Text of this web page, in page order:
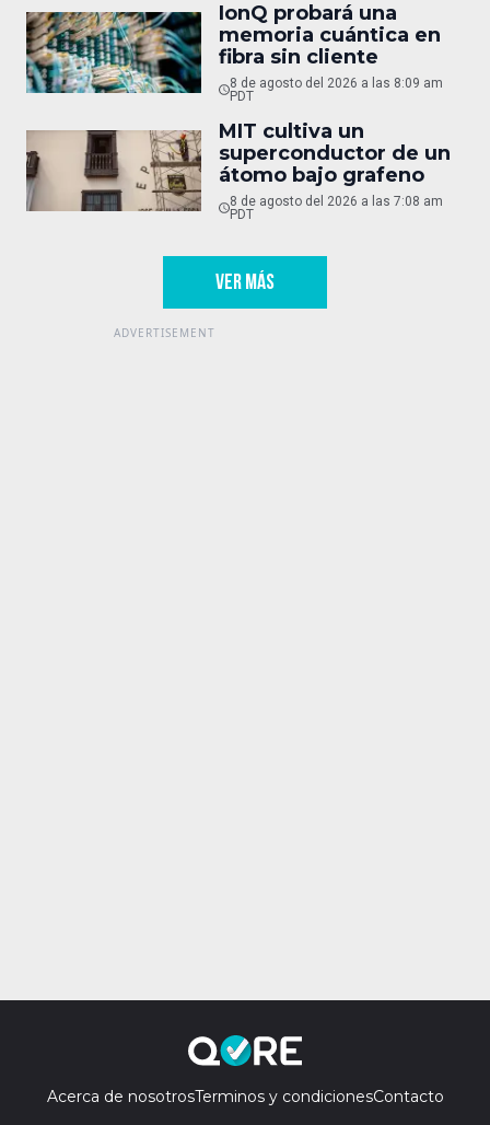
IonQ probará una
memoria cuántica en
fibra sin cliente
8 de agosto del 2026 a las 8:09 am
PDT
MIT cultiva un
superconductor de un
átomo bajo grafeno
8 de agosto del 2026 a las 7:08 am
PDT
VER MÁS
Acerca de nosotrosTerminos y condicionesContacto